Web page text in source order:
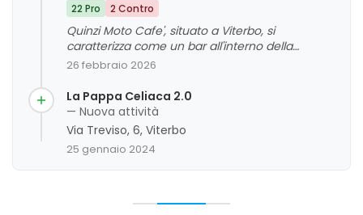
22 Pro 2 Contro
Quinzi Moto Cafe', situato a Viterbo, si
caratterizza come un bar all'interno della
concessionaria Ducati, offrendo un ambiente
pranzi veloci e aperitivi. I clienti apprezzano la
qualità del caffè, la cortesia del personale e la
vasta scelta di prodotti, oltre alla posizione
strategica con parcheggio ampio. Le recensioni
evidenziano un servizio cortese e rapido, con
chiarezza delle offerte. Nel complesso, si tratta
26 febbraio 2026
La Pappa Celiaca 2.0
— Nuova attività
Via Treviso, 6, Viterbo
25 gennaio 2024